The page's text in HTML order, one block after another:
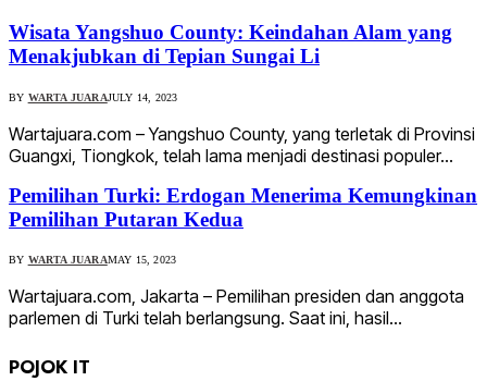
Wisata Yangshuo County: Keindahan Alam yang
Menakjubkan di Tepian Sungai Li
BY WARTA JUARAJULY 14, 2023
Wartajuara.com – Yangshuo County, yang terletak di Provinsi
Guangxi, Tiongkok, telah lama menjadi destinasi populer…
Pemilihan Turki: Erdogan Menerima Kemungkinan
Pemilihan Putaran Kedua
BY WARTA JUARAMAY 15, 2023
Wartajuara.com, Jakarta – Pemilihan presiden dan anggota
parlemen di Turki telah berlangsung. Saat ini, hasil…
POJOK IT